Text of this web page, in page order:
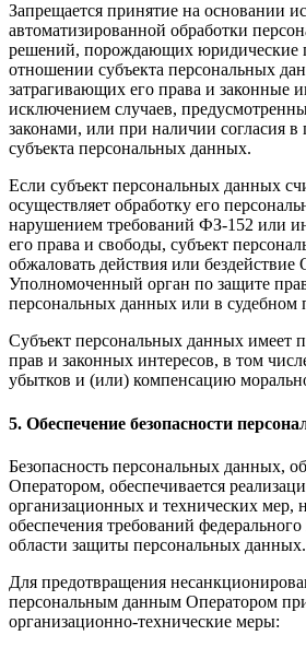
Запрещается принятие на основании
автоматизированной обработки
решений, порождающих юридические
отношении субъекта персональных
затрагивающих его права и законные
исключением случаев,
законами, или при наличии согласия
субъекта персональных данных.
Если субъект персональных данных
осуществляет обработку его
нарушением требований ФЗ-152 или
его права и свободы, субъект
обжаловать действия или бездействие
Уполномоченный орган по защите
персональных данных или в судебном
Субъект персональных данных имеет
прав и законных интересов, в том
убытков и (или) компенсацию
5. Обеспечение безопасности
Безопасность персональных данных,
Оператором, обеспечивается
организационных и технических мер,
обеспечения требований федерального
области защиты персональных данных.
Для предотвращения
персональным данным Оператором
организационно-технические меры: